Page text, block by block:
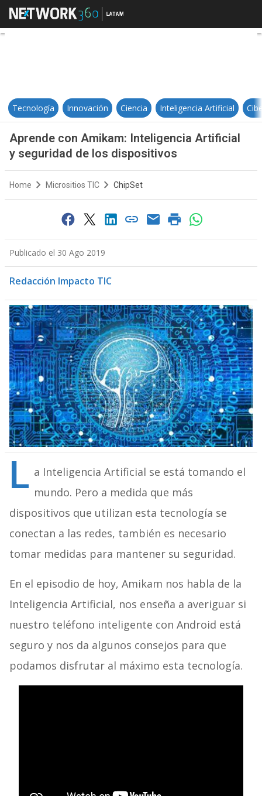
Aprende con Amikam:
Tecnología Innovación Ciencia Inteligencia Artificial
Aprende con Amikam: Inteligencia Artificial
y seguridad de los dispositivos
Home Micrositios TIC ChipSet
Publicado el 30 Ago 2019
Redacción Impacto TIC
L a Inteligencia Artificial se está tomando el
mundo. Pero a medida que más
dispositivos que utilizan esta tecnología se
conectan a las redes, también es necesario
tomar medidas para mantener su seguridad.
En el episodio de hoy, Amikam nos habla de la
Inteligencia Artificial, nos enseña a averiguar si
nuestro teléfono inteligente con Android está
seguro y nos da algunos consejos para que
podamos disfrutar al máximo esta tecnología.